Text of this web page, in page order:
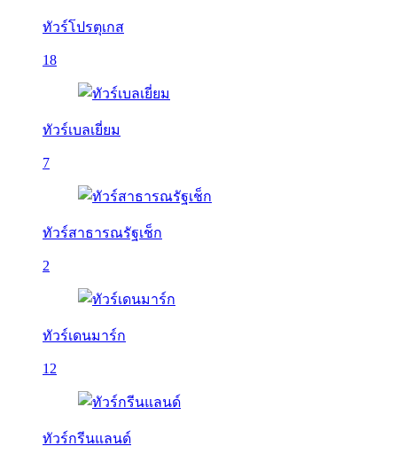
ทัวร์โปรตุเกส
18
ทัวร์เบลเยี่ยม
7
ทัวร์สาธารณรัฐเช็ก
2
ทัวร์เดนมาร์ก
12
ทัวร์กรีนแลนด์